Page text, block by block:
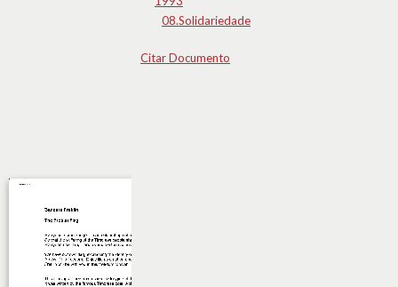
08.Solidariedade
Citar Documento